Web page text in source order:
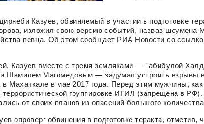
Казуев, обвиняемый в участии в подготовке
изложил свою версию событий, назвав шоумена
певца. Об этом сообщает РИА Новости со
Казуев вместе с тремя земляками — Габибулой
Шамилем Магомедовым — задумал устроить взрывы
в Махачкале в мае 2017 года. Перед этим мужчины, как
террористической группировке ИГИЛ (запрещена в
от своих планов из опасений большого
опроверг обвинения в подготовке теракта, отметив,